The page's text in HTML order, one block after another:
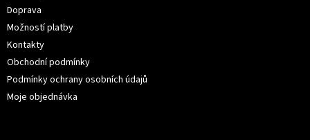
Doprava
Možností platby
Kontakty
Obchodní podmínky
Podmínky ochrany osobních údajů
Moje objednávka